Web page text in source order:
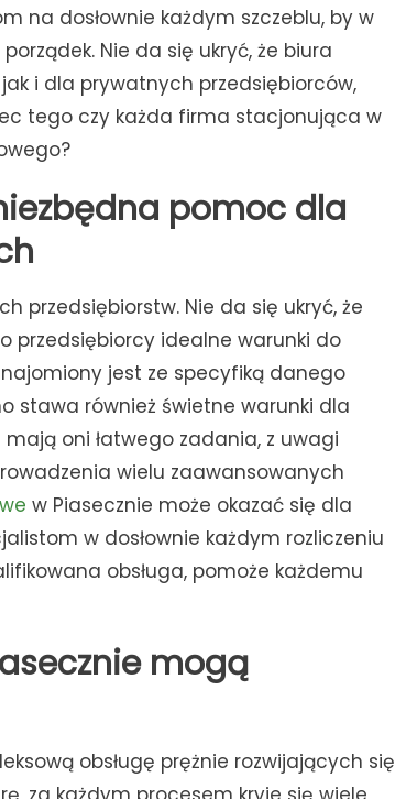
na dosłownie każdym szczeblu, by w
Nie da się ukryć, że biura
i dla prywatnych przedsiębiorców,
tego czy każda firma stacjonująca w
pomoc dla
przedsiębiorstw. Nie da się ukryć, że
przedsiębiorcy idealne warunki do
jest ze specyfiką danego
stawa również świetne warunki dla
oni łatwego zadania, z uwagi
wielu zaawansowanych
w Piasecznie może okazać się dla
w dosłownie każdym rozliczeniu
obsługa, pomoże każdemu
mogą
obsługę prężnie rozwijających się